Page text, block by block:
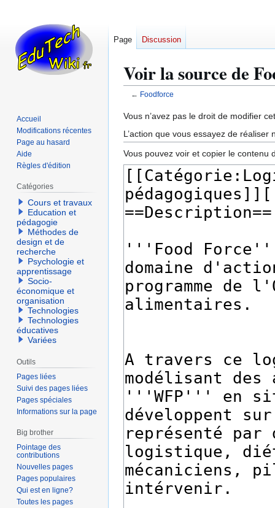
Voir la source de
← Foodforce
Aller
à
la
navigation
Aller
à
la
recherche
Vous n’avez pas le droit de modifier
L’action que vous essayez de réaliser
Vous pouvez voir et copier le contenu
Page Discussion
Accueil
Modifications récentes
Page au hasard
Aide
Règles d'édition
Catégories
Cours et travaux
Education et
pédagogie
Méthodes de
design et de
recherche
Psychologie et
apprentissage
Socio-
économique et
organisation
Technologies
Technologies
éducatives
Variées
Outils
Pages liées
Suivi des pages liées
Pages spéciales
Informations sur la page
Big brother
Pointage des
contributions
Nouvelles pages
Pages populaires
Qui est en ligne?
Toutes les pages